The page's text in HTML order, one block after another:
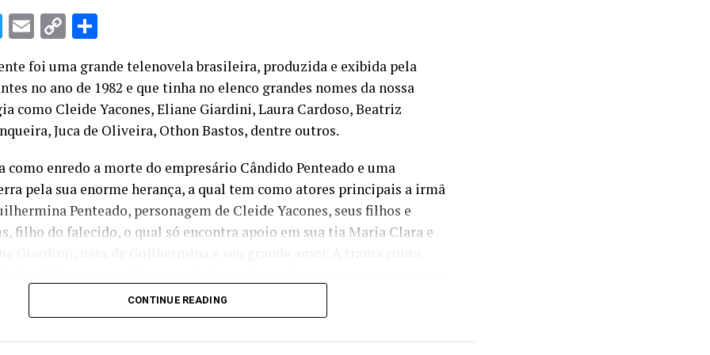
perto de completar os 10, não perdia o quadro. Afinal, não se falava
época, o que se aprendia raramente em casa, nas ruas e, a partir de
Twitter
Email
CopyShare
foi uma grande telenovela brasileira, produzida e exibida pela
no ano de 1982 e que tinha no elenco grandes nomes da nossa
como Cleide Yacones, Eliane Giardini, Laura Cardoso, Beatriz
Juca de Oliveira, Othon Bastos, dentre outros.
como enredo a morte do empresário Cândido Penteado e uma
pela sua enorme herança, a qual tem como atores principais a irmã
Penteado, personagem de Cleide Yacones, seus filhos e
filho do falecido, o qual só encontra apoio em sua tia Maria Clara e
Lemmertz – um colosso de mulher quando a conheci no Aeroporto
de Janeiro, quando alcançava meus doze anos) e de Karl (Paulo
por Marinalda (Mayara Magri), estes em início de carreira. Lembro que
CONTINUE READING